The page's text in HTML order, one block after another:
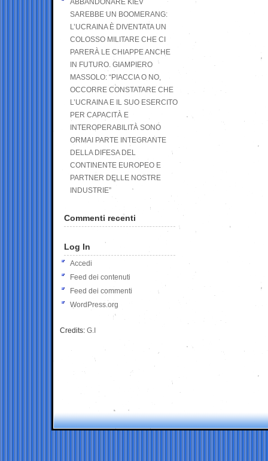
ABBANDONARE KIEV
SAREBBE UN BOOMERANG:
L’UCRAINA È DIVENTATA UN
COLOSSO MILITARE CHE CI
PARERÀ LE CHIAPPE ANCHE
IN FUTURO. GIAMPIERO
MASSOLO: “PIACCIA O NO,
OCCORRE CONSTATARE CHE
L’UCRAINA E IL SUO ESERCITO
PER CAPACITÀ E
INTEROPERABILITÀ SONO
ORMAI PARTE INTEGRANTE
DELLA DIFESA DEL
CONTINENTE EUROPEO E
PARTNER DELLE NOSTRE
INDUSTRIE”
Commenti recenti
Log In
Accedi
Feed dei contenuti
Feed dei commenti
WordPress.org
Credits: G.I